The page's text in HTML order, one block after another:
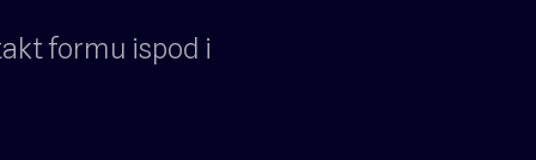
formu ispod i